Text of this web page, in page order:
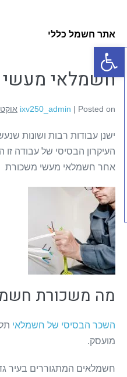
פתח סרגל נגישות
אתר חשמל כללי
חשמלאי מעשי
ixv250_admin |Posted on אוקטובר
ישנן עבודות רבות ושונות
העיקרון הבסיסי של עבודה זו
אחר חשמלאי מעשי משכורת
מה משכורת
השכר הבסיסי של חשמלאי
מועסק.
חשמלאים המתגוררים בעיר